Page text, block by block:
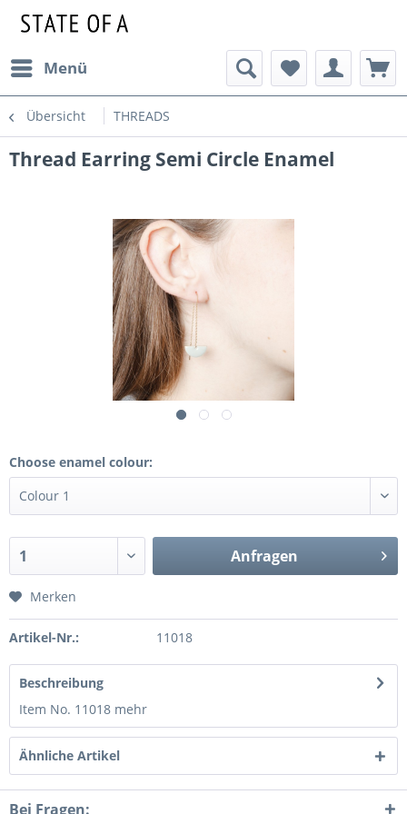
Menü
Übersicht THREADS
Thread Earring Semi Circle Enamel
Choose enamel colour:
Anfragen
Merken
Artikel-Nr.: 11018
Beschreibung
Item No. 11018 mehr
Ähnliche Artikel
Bei Fragen: